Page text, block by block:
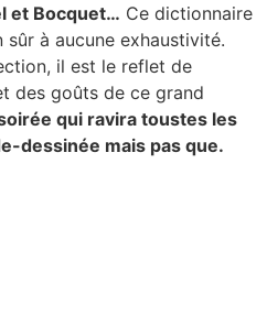
et Bocquet… Ce dictionnaire
à aucune exhaustivité.
il est le reflet de
des goûts de ce grand
qui ravira toustes les
dessinée mais pas que.